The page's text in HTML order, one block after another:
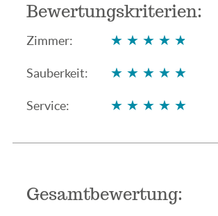
Bewertungskriterien:
Zimmer: ★★★★★
★★★★★
Sauberkeit: ★★★★★
★★★★★
Service: ★★★★★
★★★★★
Gesamtbewertung: